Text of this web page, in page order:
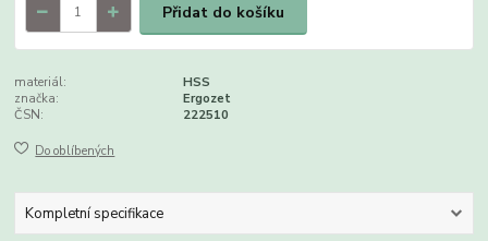
Přidat do košíku
materiál:
HSS
značka:
Ergozet
ČSN:
222510
Do oblíbených
Kompletní specifikace